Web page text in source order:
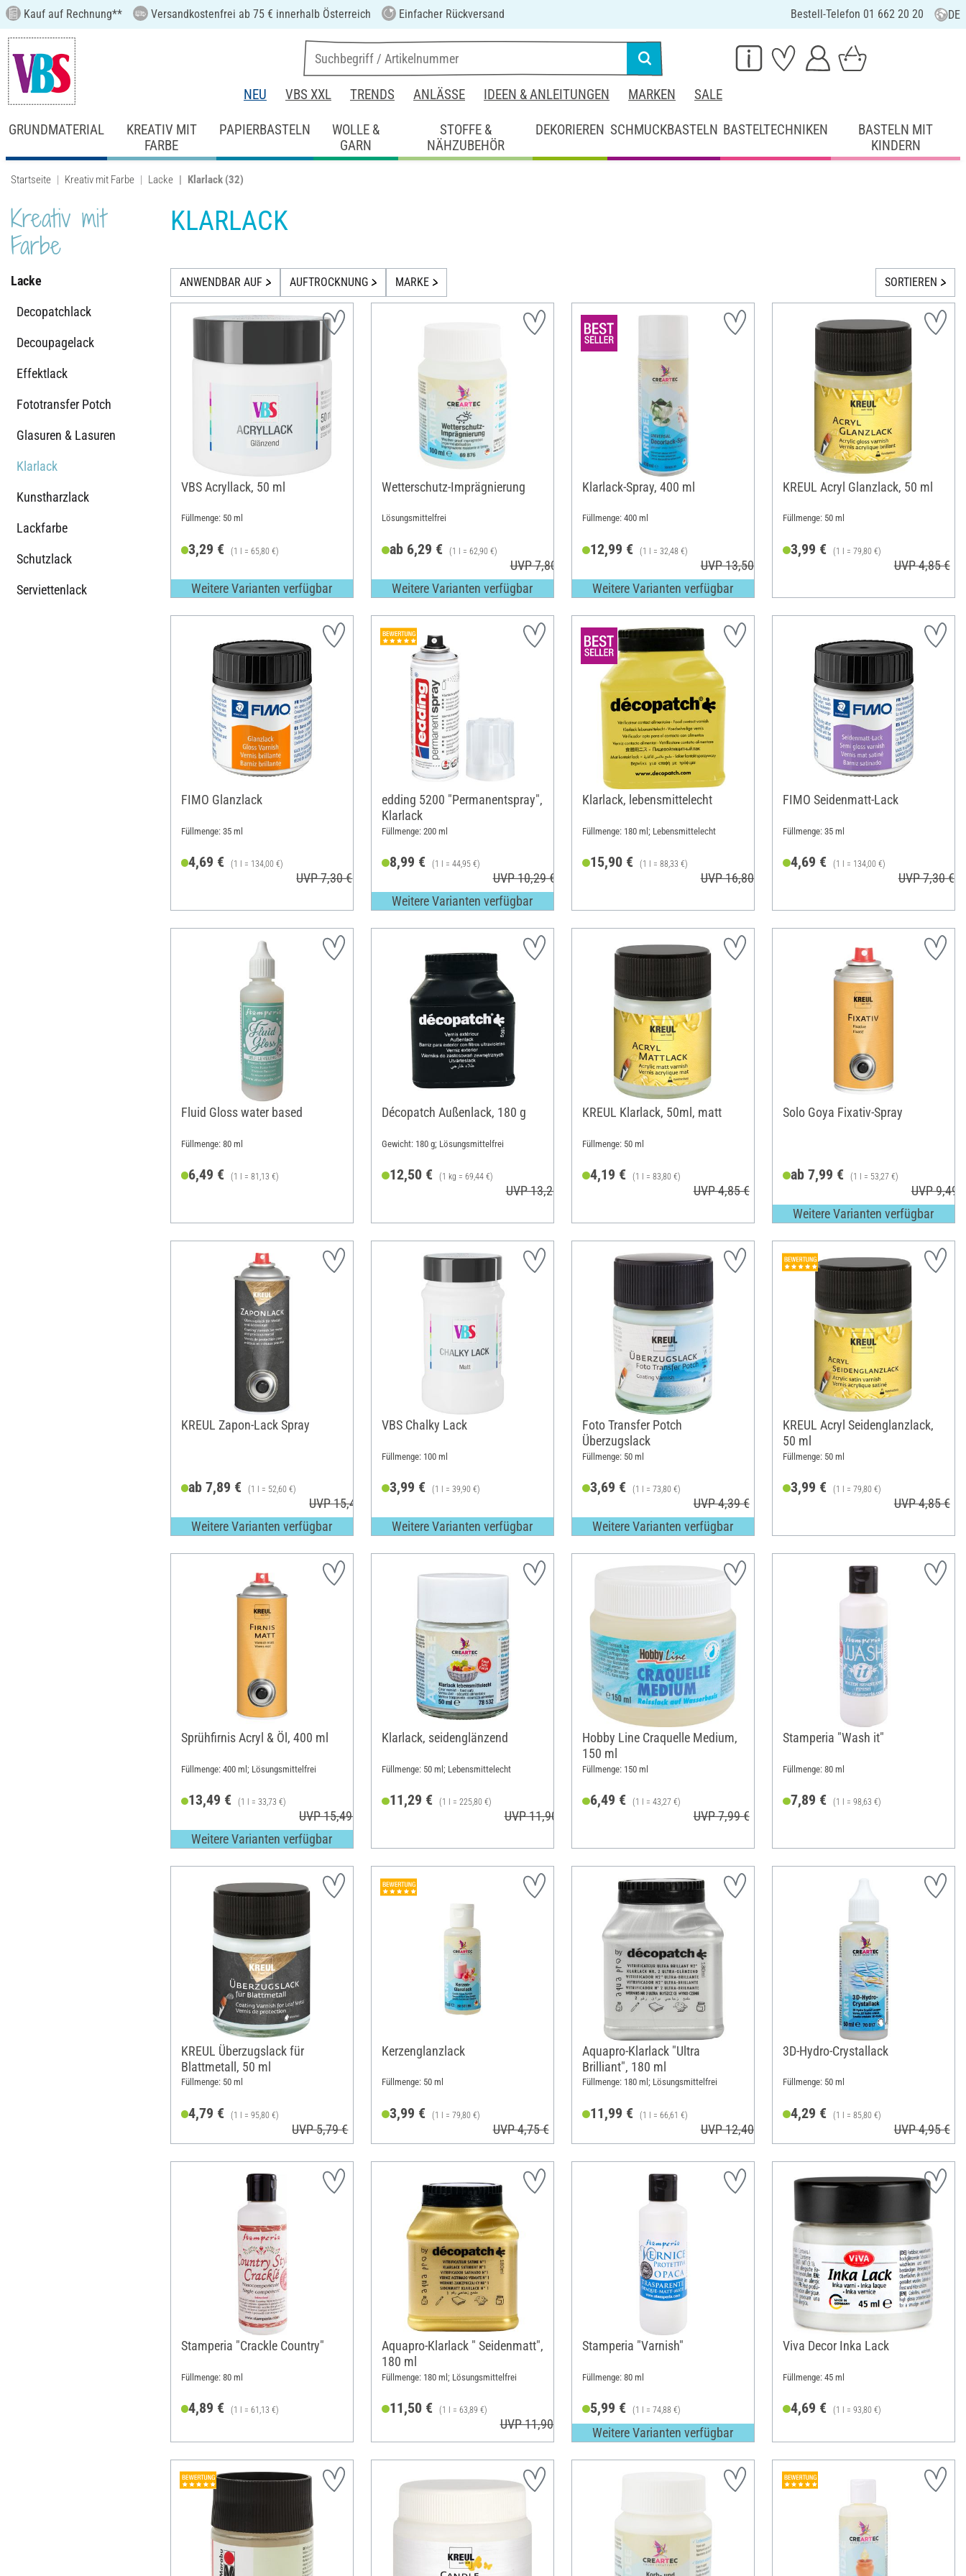
Kauf auf Rechnung** Versandkostenfrei ab 75 € innerhalb Österreich Einfacher Rückversand Bestell-Telefon 01 662 20 20 DE
NEU VBS XXL TRENDS ANLÄSSE IDEEN & ANLEITUNGEN MARKEN SALE
GRUNDMATERIAL
KREATIV MIT
FARBE
PAPIERBASTELN
WOLLE &
GARN
STOFFE &
NÄHZUBEHÖR
DEKORIEREN SCHMUCKBASTELN BASTELTECHNIKEN
BASTELN MIT
KINDERN
Startseite Kreativ mit Farbe Lacke Klarlack (32)
Kreativ mit
Farbe
Lacke
Decopatchlack
Decoupagelack
Effektlack
Fototransfer Potch
Glasuren & Lasuren
Klarlack
Kunstharzlack
Lackfarbe
Schutzlack
Serviettenlack
KLARLACK
ANWENDBAR AUF AUFTROCKNUNG MARKE SORTIEREN
VBS Acryllack, 50 ml
Füllmenge: 50 ml
3,29 € (1 l = 65,80 €)
Weitere Varianten verfügbar
Wetterschutz-Imprägnierung
Lösungsmittelfrei
ab 6,29 € (1 l = 62,90 €)
UVP 7,80 €
Weitere Varianten verfügbar
Klarlack-Spray, 400 ml
Füllmenge: 400 ml
12,99 € (1 l = 32,48 €)
UVP 13,50 €
Weitere Varianten verfügbar
KREUL Acryl Glanzlack, 50 ml
Füllmenge: 50 ml
3,99 € (1 l = 79,80 €)
UVP 4,85 €
FIMO Glanzlack
Füllmenge: 35 ml
4,69 € (1 l = 134,00 €)
UVP 7,30 €
edding 5200 "Permanentspray",
Klarlack
Füllmenge: 200 ml
8,99 € (1 l = 44,95 €)
UVP 10,29 €
Weitere Varianten verfügbar
Klarlack, lebensmittelecht
Füllmenge: 180 ml; Lebensmittelecht
15,90 € (1 l = 88,33 €)
UVP 16,80 €
FIMO Seidenmatt-Lack
Füllmenge: 35 ml
4,69 € (1 l = 134,00 €)
UVP 7,30 €
Fluid Gloss water based
Füllmenge: 80 ml
6,49 € (1 l = 81,13 €)
Décopatch Außenlack, 180 g
Gewicht: 180 g; Lösungsmittelfrei
12,50 € (1 kg = 69,44 €)
UVP 13,20 €
KREUL Klarlack, 50ml, matt
Füllmenge: 50 ml
4,19 € (1 l = 83,80 €)
UVP 4,85 €
Solo Goya Fixativ-Spray
ab 7,99 € (1 l = 53,27 €)
UVP 9,49
Weitere Varianten verfügbar
KREUL Zapon-Lack Spray
ab 7,89 € (1 l = 52,60 €)
UVP 15,49 €
Weitere Varianten verfügbar
VBS Chalky Lack
Füllmenge: 100 ml
3,99 € (1 l = 39,90 €)
Weitere Varianten verfügbar
Foto Transfer Potch
Überzugslack
Füllmenge: 50 ml
3,69 € (1 l = 73,80 €)
UVP 4,39 €
Weitere Varianten verfügbar
KREUL Acryl Seidenglanzlack,
50 ml
Füllmenge: 50 ml
3,99 € (1 l = 79,80 €)
UVP 4,85 €
Sprühfirnis Acryl & Öl, 400 ml
Füllmenge: 400 ml; Lösungsmittelfrei
13,49 € (1 l = 33,73 €)
UVP 15,49 €
Weitere Varianten verfügbar
Klarlack, seidenglänzend
Füllmenge: 50 ml; Lebensmittelecht
11,29 € (1 l = 225,80 €)
UVP 11,90 €
Hobby Line Craquelle Medium,
150 ml
Füllmenge: 150 ml
6,49 € (1 l = 43,27 €)
UVP 7,99 €
Stamperia "Wash it"
Füllmenge: 80 ml
7,89 € (1 l = 98,63 €)
KREUL Überzugslack für
Blattmetall, 50 ml
Füllmenge: 50 ml
4,79 € (1 l = 95,80 €)
UVP 5,79 €
Kerzenglanzlack
Füllmenge: 50 ml
3,99 € (1 l = 79,80 €)
UVP 4,75 €
Aquapro-Klarlack "Ultra
Brilliant", 180 ml
Füllmenge: 180 ml; Lösungsmittelfrei
11,99 € (1 l = 66,61 €)
UVP 12,40 €
3D-Hydro-Crystallack
Füllmenge: 50 ml
4,29 € (1 l = 85,80 €)
UVP 4,95 €
Stamperia "Crackle Country"
Füllmenge: 80 ml
4,89 € (1 l = 61,13 €)
Aquapro-Klarlack " Seidenmatt",
180 ml
Füllmenge: 180 ml; Lösungsmittelfrei
11,50 € (1 l = 63,89 €)
UVP 11,90 €
Stamperia "Varnish"
Füllmenge: 80 ml
5,99 € (1 l = 74,88 €)
Weitere Varianten verfügbar
Viva Decor Inka Lack
Füllmenge: 45 ml
4,69 € (1 l = 93,80 €)